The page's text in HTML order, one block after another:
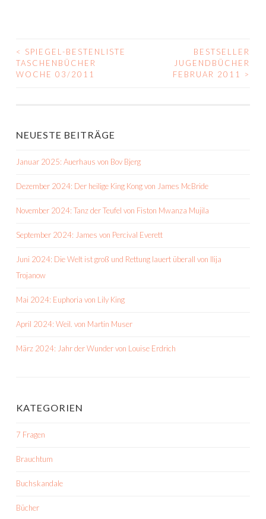
BEITRAGS-
NAVIGATION
<
SPIEGEL-BESTENLISTE
TASCHENBÜCHER
WOCHE 03/2011
BESTSELLER
JUGENDBÜCHER
FEBRUAR 2011
>
NEUESTE BEITRÄGE
Januar 2025: Auerhaus von Bov Bjerg
Dezember 2024: Der heilige King Kong von James McBride
November 2024: Tanz der Teufel von Fiston Mwanza Mujila
September 2024: James von Percival Everett
Juni 2024: Die Welt ist groß und Rettung lauert überall von Ilija
Trojanow
Mai 2024: Euphoria von Lily King
April 2024: Weil. von Martin Muser
März 2024: Jahr der Wunder von Louise Erdrich
KATEGORIEN
7 Fragen
Brauchtum
Buchskandale
Bücher